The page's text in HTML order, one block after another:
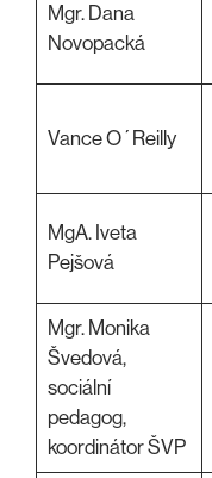
Mgr. Dana
Novopacká
Vance O´Reilly
MgA. Iveta
Pejšová
Mgr. Monika
Švedová,
sociální
pedagog,
koordinátor ŠVP